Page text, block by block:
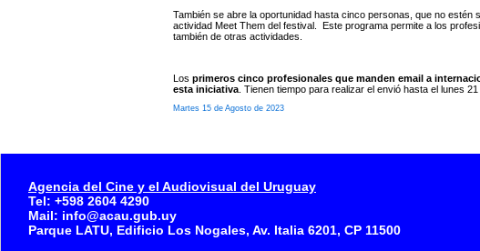
También se abre la oportunidad hasta cinco personas, que no
actividad Meet Them del festival. Este programa permite a los
también de otras actividades.
Los primeros cinco profesionales que manden email a
esta iniciativa. Tienen tiempo para realizar el envió hasta el lunes
Martes 15 de Agosto de 2023
Agencia del Cine y el Audiovisual del Uruguay
Tel: +598 2604 4290
Mail: info@acau.gub.uy
Parque LATU, Edificio Los Nogales, Av. Italia 6201, CP 11500